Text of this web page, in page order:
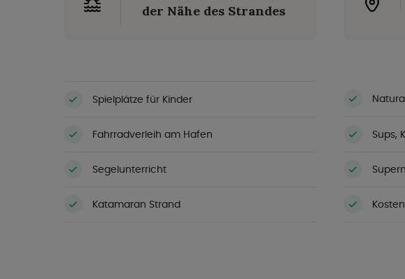
der Nähe des Strandes
Spielplätze für Kinder
Fahrradverleih am Hafen Sups,
Segelunterricht
Katamaran Strand